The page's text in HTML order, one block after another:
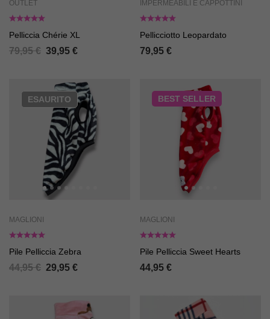
OUTLET
Pelliccia Chérie XL
79,95€ 39,95 €
IMPERMEABILI E CAPPOTTINI
Pellicciotto Leopardato
79,95 €
ESAURITO
MAGLIONI
Pile Pelliccia Zebra
44,95€ 29,95 €
BEST SELLER
MAGLIONI
Pile Pelliccia Sweet Hearts
44,95 €